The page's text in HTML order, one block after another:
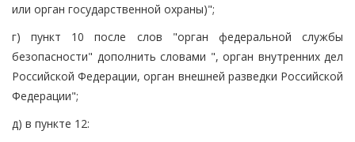
или орган государственной охраны)";
г) пункт 10 после слов "орган федеральной службы
безопасности" дополнить словами ", орган внутренних дел
Российской Федерации, орган внешней разведки Российской
Федерации";
д) в пункте 12: